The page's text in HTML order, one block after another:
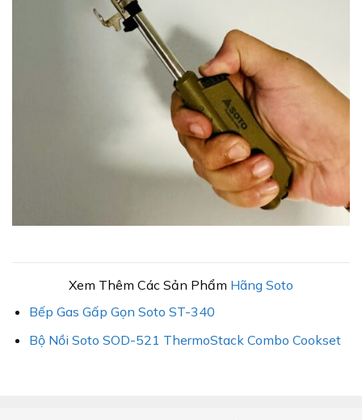
Xem Thêm Các Sản Phẩm Hãng Soto
Bếp Gas Gấp Gọn Soto ST-340
Bộ Nồi Soto SOD-521 ThermoStack Combo Cookset